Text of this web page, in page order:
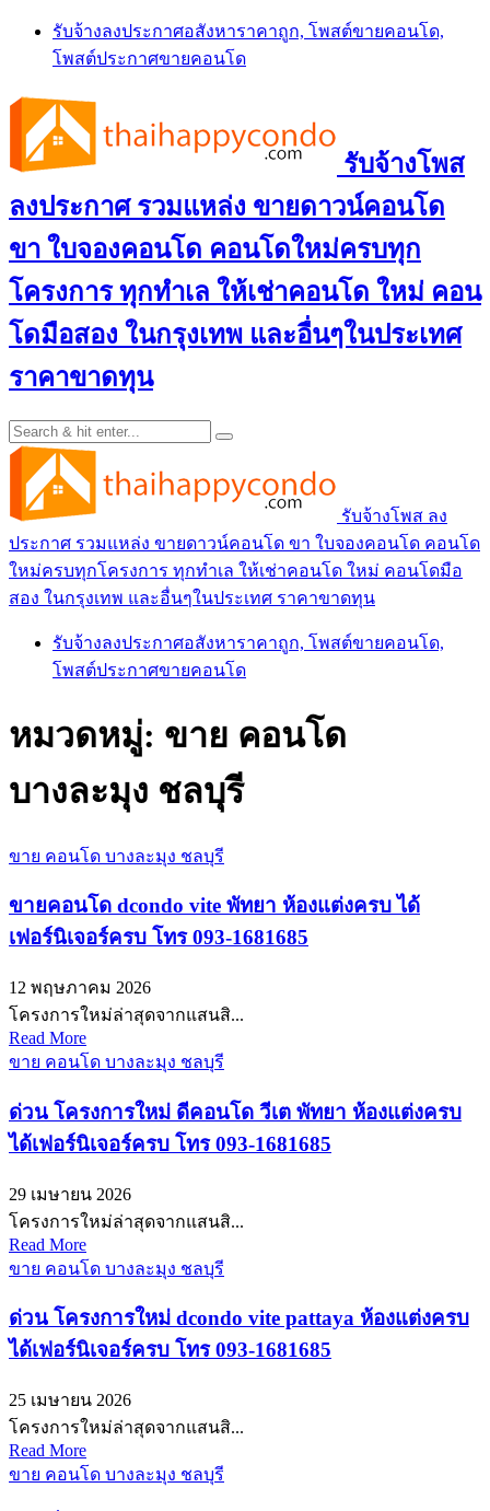
Skip
content
รับจ้างลงประกาศอสังหาราคาถูก, โพสต์ขายคอนโด,
โพสต์ประกาศขายคอนโด
รับจ้างโพส
ลงประกาศ รวมแหล่ง ขายดาวน์คอนโด
ขา ใบจองคอนโด คอนโดใหม่ครบทุก
โครงการ ทุกทำเล ให้เช่าคอนโด ใหม่ คอน
โดมือสอง ในกรุงเทพ และอื่นๆในประเทศ
ราคาขาดทุน
รับจ้างโพส ลง
ประกาศ รวมแหล่ง ขายดาวน์คอนโด ขา ใบจองคอนโด คอนโด
ใหม่ครบทุกโครงการ ทุกทำเล ให้เช่าคอนโด ใหม่ คอนโดมือ
สอง ในกรุงเทพ และอื่นๆในประเทศ ราคาขาดทุน
รับจ้างลงประกาศอสังหาราคาถูก, โพสต์ขายคอนโด,
โพสต์ประกาศขายคอนโด
หมวดหมู่: ขาย คอนโด
บางละมุง ชลบุรี
ขาย คอนโด บางละมุง ชลบุรี
ขายคอนโด dcondo vite พัทยา ห้องแต่งครบ ได้
เฟอร์นิเจอร์ครบ โทร 093-1681685
12 พฤษภาคม 2026
โครงการใหม่ล่าสุดจากแสนสิ...
Read More
ขาย คอนโด บางละมุง ชลบุรี
ด่วน โครงการใหม่ ดีคอนโด วีเต พัทยา ห้องแต่งครบ
ได้เฟอร์นิเจอร์ครบ โทร 093-1681685
29 เมษายน 2026
โครงการใหม่ล่าสุดจากแสนสิ...
Read More
ขาย คอนโด บางละมุง ชลบุรี
ด่วน โครงการใหม่ dcondo vite pattaya ห้องแต่งครบ
ได้เฟอร์นิเจอร์ครบ โทร 093-1681685
25 เมษายน 2026
โครงการใหม่ล่าสุดจากแสนสิ...
Read More
ขาย คอนโด บางละมุง ชลบุรี